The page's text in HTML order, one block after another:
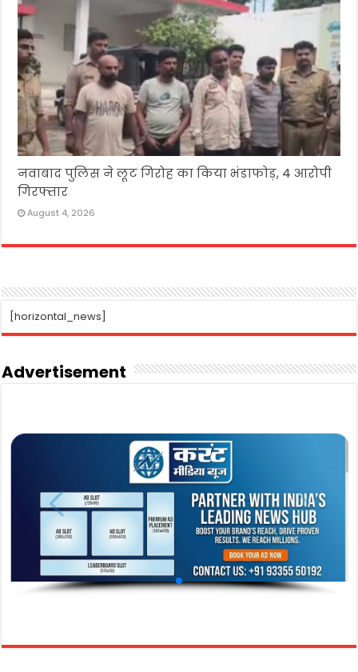
नवाबाद पुलिस ने लूट गिरोह का किया भंडाफोड़, 4 आरोपी
गिरफ्तार
August 4, 2026
[horizontal_news]
Advertisement